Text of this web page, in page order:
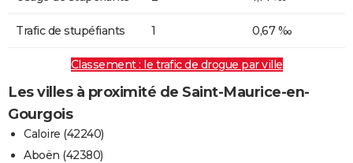
Trafic de stupéfiants 1 0,67 ‰
Classement : le trafic de drogue par ville
Les villes à proximité de Saint-Maurice-en-
Gourgois
Caloire (42240)
Aboën (42380)